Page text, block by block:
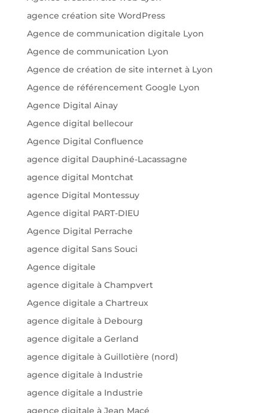
agence création site WordPress
Agence de communication digitale Lyon
Agence de communication Lyon
Agence de création de site internet à Lyon
Agence de référencement Google Lyon
Agence Digital Ainay
Agence digital bellecour
Agence Digital Confluence
agence digital Dauphiné-Lacassagne
agence digital Montchat
agence Digital Montessuy
Agence digital PART-DIEU
Agence Digital Perrache
agence digital Sans Souci
Agence digitale
agence digitale à Champvert
Agence digitale a Chartreux
agence digitale à Debourg
agence digitale a Gerland
agence digitale à Guillotière (nord)
agence digitale à Industrie
agence digitale a Industrie
agence digitale à Jean Macé